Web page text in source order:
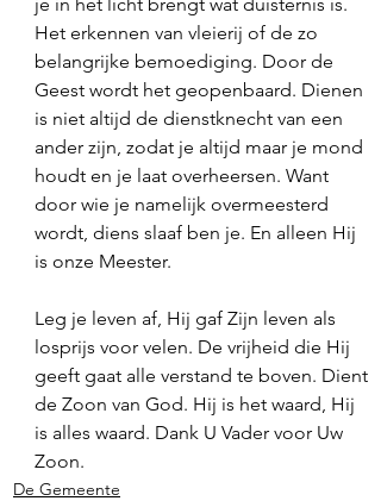
Het erkennen van vleierij of de zo
belangrijke bemoediging. Door de
Geest wordt het geopenbaard. Dienen
is niet altijd de dienstknecht van een
ander zijn, zodat je altijd maar je mond
houdt en je laat overheersen. Want
door wie je namelijk overmeesterd
wordt, diens slaaf ben je. En alleen Hij
is onze Meester.
Leg je leven af, Hij gaf Zijn leven als
losprijs voor velen. De vrijheid die Hij
geeft gaat alle verstand te boven. Dient
de Zoon van God. Hij is het waard, Hij
is alles waard. Dank U Vader voor Uw
Zoon.
De Gemeente